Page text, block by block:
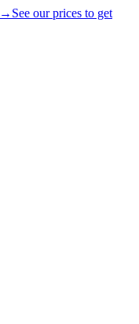
→ See our prices to get